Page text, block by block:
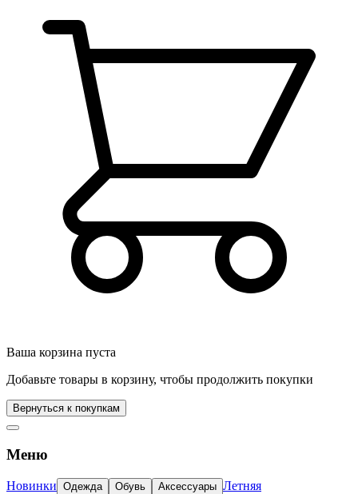
Ваша корзина пуста
Добавьте товары в корзину, чтобы продолжить покупки
Вернуться к покупкам
Меню
Новинки Одежда Обувь Аксессуары Летняя